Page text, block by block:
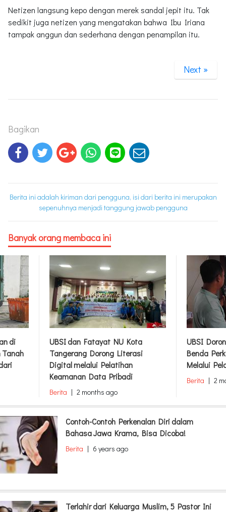
Netizen langsung kepo dengan merek sandal jepit itu. Tak
sedikit juga netizen yang mengatakan bahwa Ibu Iriana
tampak anggun dan sederhana dengan penampilan itu.
Next »
Bagikan
Berita ini adalah kiriman dari pengguna, isi dari berita ini merupakan
sepenuhnya menjadi tanggung jawab pengguna
Banyak orang membaca ini
di
Tanah
UBSI dan Fatayat NU Kota
Tangerang Dorong Literasi
Digital melalui Pelatihan
Keamanan Data Pribadi
Berita | 2 months ago
UBSI
Benda
Melalui
Berita | 2
Contoh-Contoh Perkenalan Diri dalam
Bahasa Jawa Krama, Bisa Dicoba!
Berita | 6 years ago
Terlahir dari Keluarga Muslim, 5 Pastor Ini